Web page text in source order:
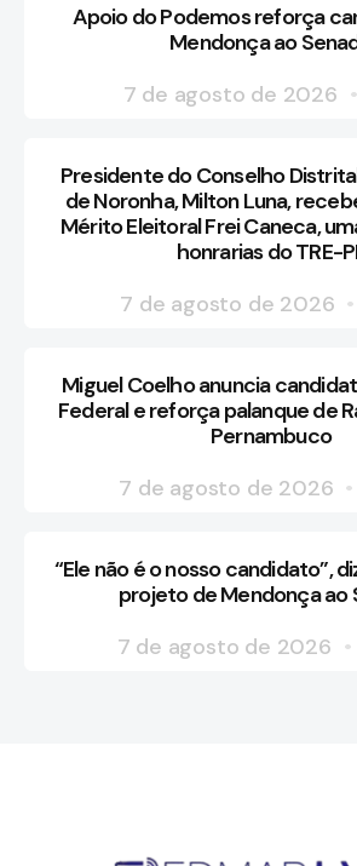
Apoio do Podemos reforça
Mendonça ao
7 de agosto de 2026
Presidente do Conselho
de Noronha, Milton Luna,
Mérito Eleitoral Frei Caneca,
honrarias do TRE-
7 de agosto de 2026
Miguel Coelho anuncia
Federal e reforça palanque de
Pernambuco
7 de agosto de 2026
“Ele não é o nosso candidato”,
projeto de Mendonça ao
7 de agosto de 2026